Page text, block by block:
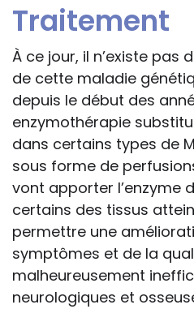
Traitement
À ce jour, il n’existe
de cette maladie
depuis le début des
enzymothérapie
dans certains types de
sous forme de
vont apporter l’enzyme
certains des tissus
permettre une
symptômes et de la
malheureusement
neurologiques et